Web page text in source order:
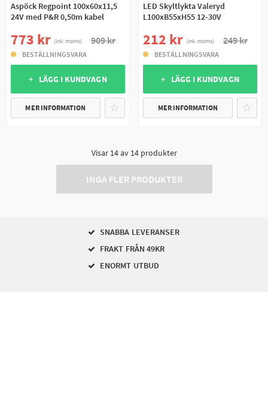
Aspöck Regpoint 100x60x11,5
24V med P&R 0,50m kabel
773 kr (ink. moms) 909 kr
BESTÄLLNINGSVARA
+ LÄGG I KUNDVAGN
MER INFORMATION
LED Skyltlykta Valeryd
L100xB55xH55 12-30V
212 kr (ink. moms) 249 kr
BESTÄLLNINGSVARA
+ LÄGG I KUNDVAGN
MER INFORMATION
Visar 14av 14produkter
INGA FLER PRODUKTER
SNABBA LEVERANSER
FRAKT FRÅN 49KR
ENORMT UTBUD